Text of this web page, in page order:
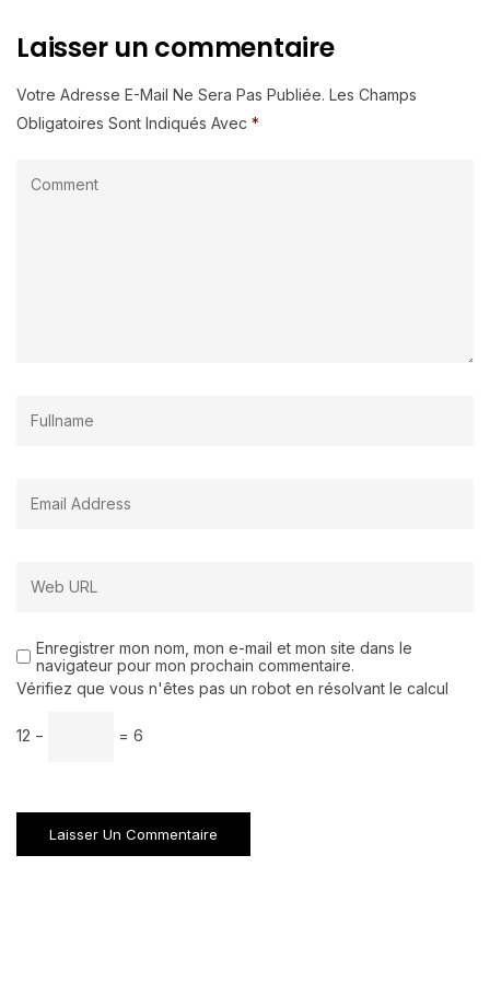
Laisser un commentaire
Votre Adresse E-Mail Ne Sera Pas Publiée. Les Champs
Obligatoires Sont Indiqués Avec *
Enregistrer mon nom, mon e-mail et mon site dans le
navigateur pour mon prochain commentaire.
Vérifiez que vous n'êtes pas un robot en résolvant le calcul
12 − = 6